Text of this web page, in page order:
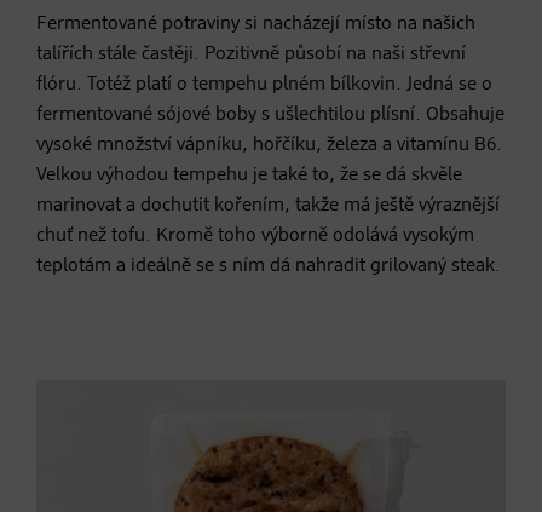
Fermentované potraviny si nacházejí místo na našich
talířích stále častěji. Pozitivně působí na naši střevní
flóru. Totéž platí o tempehu plném bílkovin. Jedná se o
fermentované sójové boby s ušlechtilou plísní. Obsahuje
vysoké množství vápníku, hořčíku, železa a vitamínu B6.
Velkou výhodou tempehu je také to, že se dá skvěle
marinovat a dochutit kořením, takže má ještě výraznější
chuť než tofu. Kromě toho výborně odolává vysokým
teplotám a ideálně se s ním dá nahradit grilovaný steak.